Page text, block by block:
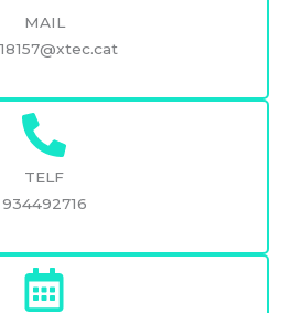
MAIL
TELF
934492716